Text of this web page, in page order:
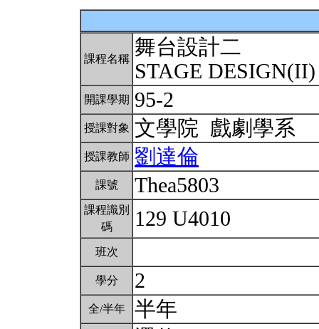
課程名稱 舞台設計二
STAGE
開課學期 95-2
授課對象 文學院 戲劇學系
授課教師 劉達倫
課號 Thea5803
課程識別
碼
129 U4010
班次
學分 2
全/半年 半年